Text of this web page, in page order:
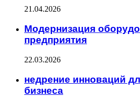
21.04.2026
Модернизация
предприятия
22.03.2026
недрение инноваций
бизнеса